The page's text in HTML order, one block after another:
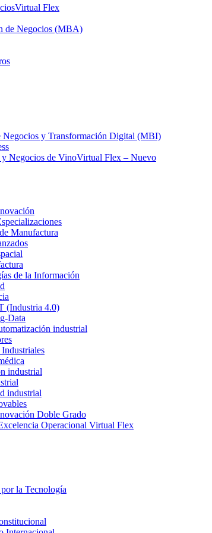
Virtual Flex
de Negocios (MBA)
Negocios y Transformación Digital (MBI)
Negocios de VinoVirtual Flex – Nuevo
Manufactura
de la Información
(Industria 4.0)
Data
industrial
Industriales
industrial
industrial
Doble Grado
Operacional Virtual Flex
la Tecnología